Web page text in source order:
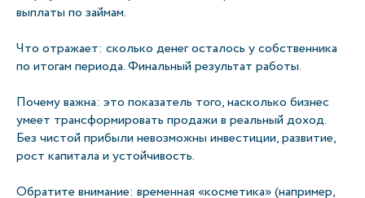
выплаты по займам.
Что отражает: сколько денег осталось у собственника
по итогам периода. Финальный результат работы.
Почему важна: это показатель того, насколько бизнес
умеет трансформировать продажи в реальный доход.
Без чистой прибыли невозможны инвестиции, развитие,
рост капитала и устойчивость.
Обратите внимание: временная «косметика» (например,